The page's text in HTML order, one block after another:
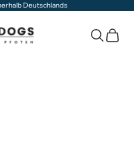
Deutschlands
Suche